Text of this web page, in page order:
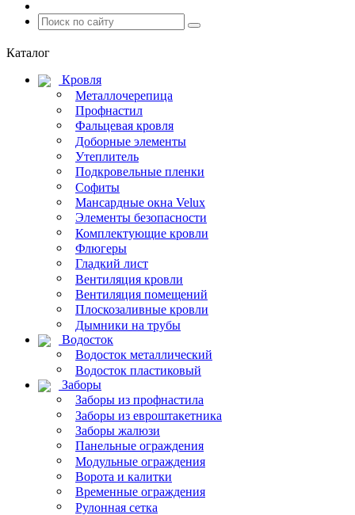
Каталог
Кровля
Металлочерепица
Профнастил
Фальцевая кровля
Доборные элементы
Утеплитель
Подкровельные пленки
Софиты
Мансардные окна Velux
Элементы безопасности
Комплектующие кровли
Флюгеры
Гладкий лист
Вентиляция кровли
Вентиляция помещений
Плоскозаливные кровли
Дымники на трубы
Водосток
Водосток металлический
Водосток пластиковый
Заборы
Заборы из профнастила
Заборы из евроштакетника
Заборы жалюзи
Панельные ограждения
Модульные ограждения
Ворота и калитки
Временные ограждения
Рулонная сетка